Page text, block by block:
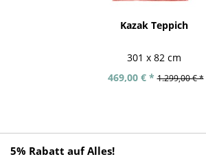
Kazak Teppich
301 x 82 cm
469,00 € * 1.299,00 € *
5% Rabatt auf Alles!